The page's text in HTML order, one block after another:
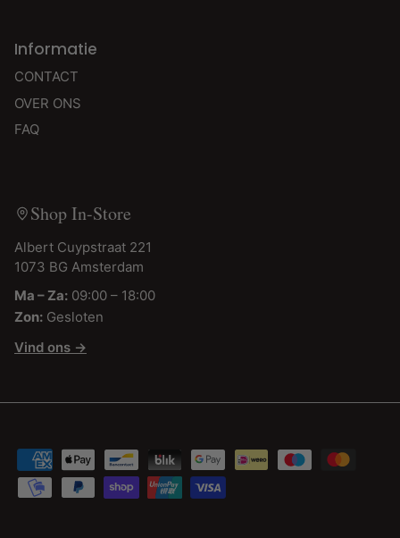
Informatie
CONTACT
OVER ONS
FAQ
Shop In-Store
Albert Cuypstraat 221
1073 BG Amsterdam
Ma – Za: 09:00 – 18:00
Zon: Gesloten
Vind ons →